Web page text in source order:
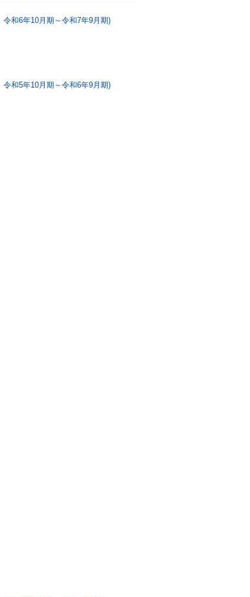
和6年10月期～令和7年9月期)
和5年10月期～令和6年9月期)